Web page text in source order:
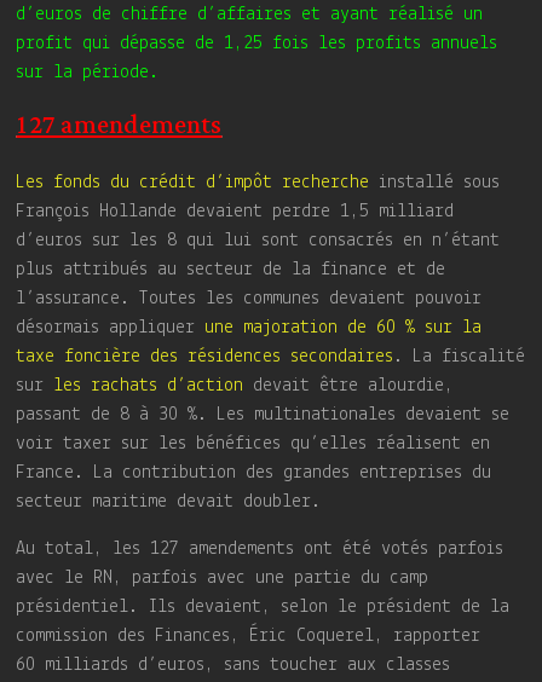
d’euros de chiffre d’affaires et ayant réalisé un
profit qui dépasse de 1,25 fois les profits annuels
sur la période.
127 amendements
Les fonds du crédit d’impôt recherche installé sous
François Hollande devaient perdre 1,5 milliard
d’euros sur les 8 qui lui sont consacrés en n’étant
plus attribués au secteur de la finance et de
l’assurance. Toutes les communes devaient pouvoir
désormais appliquer une majoration de 60 % sur la
taxe foncière des résidences secondaires . La fiscalité
sur les rachats d’action devait être alourdie,
passant de 8 à 30 %. Les multinationales devaient se
voir taxer sur les bénéfices qu’elles réalisent en
France. La contribution des grandes entreprises du
secteur maritime devait doubler.
Au total, les 127 amendements ont été votés parfois
avec le RN, parfois avec une partie du camp
présidentiel. Ils devaient, selon le président de la
commission des Finances, Éric Coquerel, rapporter
60 milliards d’euros, sans toucher aux classes